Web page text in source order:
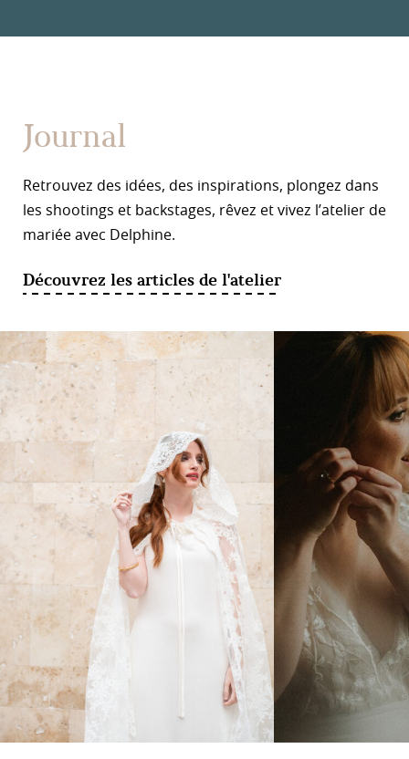
Journal
Retrouvez des idées, des inspirations, plongez dans
les shootings et backstages, rêvez et vivez l’atelier de
mariée avec Delphine.
Découvrez les articles de l'atelier